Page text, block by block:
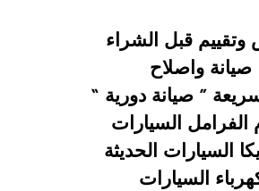
قبل الشراء
صيانة واصلاح
” صيانة دورية “
الفرامل السيارات
السيارات الحديثة
السيارات